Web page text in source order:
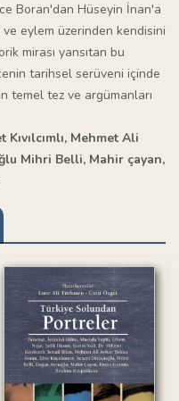
Boran'dan Hüseyin İnan'a
eylem üzerinden kendisini
mirası yansıtan bu
tarihsel serüveni içinde
temel tez ve argümanları
Mehmet Ali
Mihri Belli, Mahir çayan,